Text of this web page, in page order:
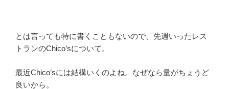
とは言っても特に書くこともないので、先週いったレス
トランのChico’sについて。
最近Chico’sには結構いくのよね。なぜなら量がちょうど
良いから。